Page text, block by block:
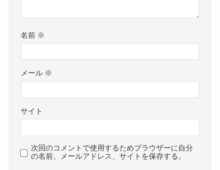
名前 ※
メール ※
サイト
次回のコメントで使用するためブラウザーに自分
の名前、メールアドレス、サイトを保存する。